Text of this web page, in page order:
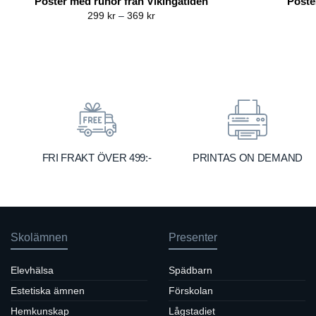
299 kr – 369 krPrice
FRI FRAKT ÖVER 499:- PRINTAS ON DEMAND
Skolämnen
Elevhälsa
Estetiska ämnen
Hemkunskap
Presenter
Spädbarn
Förskolan
Lågstadiet